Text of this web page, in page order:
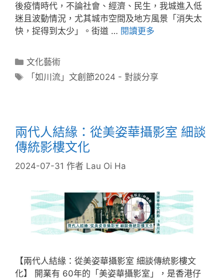
後疫情時代，不論社會、經濟、民生，我城進入低
迷且波動情況，尤其城市空間及地方風景「消失太
快，捉得到太少」。街道 … 閱讀更多
文化藝術
「如川流」文創節2024 - 對談分享
兩代人結緣：從美姿華攝影室 細談
傳統影樓文化
2024-07-31 作者 Lau Oi Ha
【兩代人結緣：從美姿華攝影室 細談傳統影樓文
化】 開業有 60年的「美姿華攝影室」，是香港仔